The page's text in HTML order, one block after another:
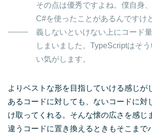
その点は優秀ですよね。僕自身
C#を使ったことがあるんですけ
義しないといけない上にコード
しまいました。TypeScriptはそ
い気がします。
よりベストな形を目指していける感じが
あるコードに対しても、ないコードに対
け取ってくれる。そんな懐の広さを感じ
違うコードに置き換えるときもそこまで